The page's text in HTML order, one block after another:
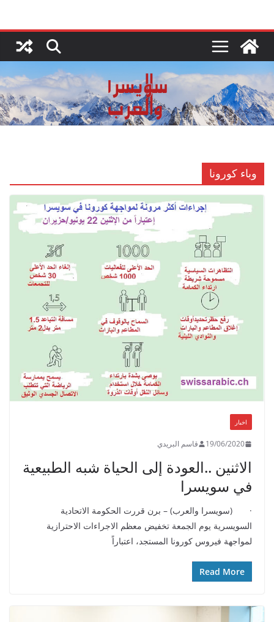
content
وباء كورونا
اخبار
19/06/2020 قاسم البريدي
الاثنين ..العودة إلى الحياة شبه الطبيعية
في سويسرا
· (سويسرا والعرب) – برن قررت الحكومة الاتحادية
السويسرية يوم الجمعة تخفيض معظم الاجراءات الاحترازية
لمواجهة فيروس كورونا المستجد، اعتباراً
Read More